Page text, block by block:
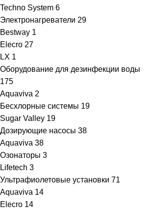
Techno System 6
Электронагреватели 29
Bestway 1
Elecro 27
LX 1
Оборудование для дезинфекции воды
175
Aquaviva 2
Бесхлорные системы 19
Sugar Valley 19
Дозирующие насосы 38
Aquaviva 38
Озонаторы 3
Lifetech 3
Ультрафиолетовые установки 71
Aquaviva 14
Elecro 14